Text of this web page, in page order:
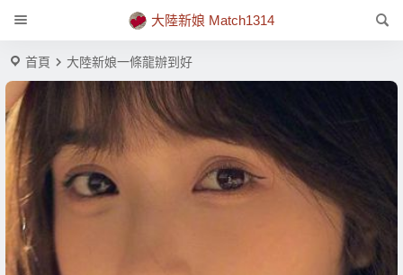
大陸新娘 Match1314
首頁 大陸新娘一條龍辦到好